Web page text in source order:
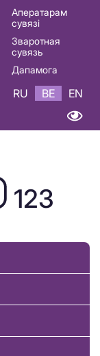
Аператарам
сувязі
Зваротная
сувязь
Дапамога
RU BE EN
123